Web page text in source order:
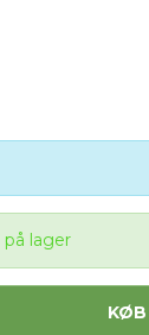
på lager
KØB